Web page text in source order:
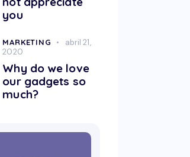
you
MARKETING
abril 21,
2020
Why do we love
our gadgets so
much?